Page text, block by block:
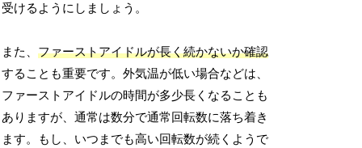
受けるようにしましょう。
また、ファーストアイドルが長く続かないか確認
することも重要です。外気温が低い場合などは、
ファーストアイドルの時間が多少長くなることも
ありますが、通常は数分で通常回転数に落ち着き
ます。もし、いつまでも高い回転数が続くようで